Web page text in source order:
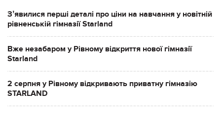
Зʼявилися перші деталі про ціни на навчання у новітній
рівненській гімназії Starland
Вже незабаром у Рівному відкриття нової гімназії
Starland
2 серпня у Рівному відкривають приватну гімназію
STARLAND